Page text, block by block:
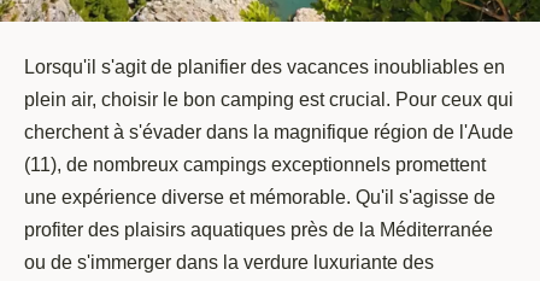
Lorsqu'il s'agit de planifier des vacances inoubliables en
plein air, choisir le bon camping est crucial. Pour ceux qui
cherchent à s'évader dans la magnifique région de l'Aude
(11), de nombreux campings exceptionnels promettent
une expérience diverse et mémorable. Qu'il s'agisse de
profiter des plaisirs aquatiques près de la Méditerranée
ou de s'immerger dans la verdure luxuriante des